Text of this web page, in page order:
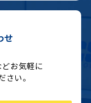
せ
お気軽に
さい。